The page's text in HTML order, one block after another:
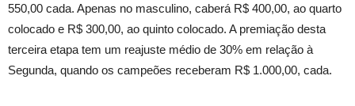
550,00 cada. Apenas no masculino, caberá R$ 400,00, ao quarto
colocado e R$ 300,00, ao quinto colocado. A premiação desta
terceira etapa tem um reajuste médio de 30% em relação à
Segunda, quando os campeões receberam R$ 1.000,00, cada.